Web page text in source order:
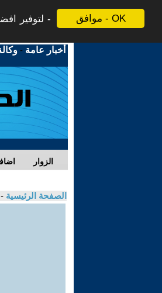
موافق - OK
لتوفير
أخبار عامة -
الزوار
الصفحة الرئيسية -